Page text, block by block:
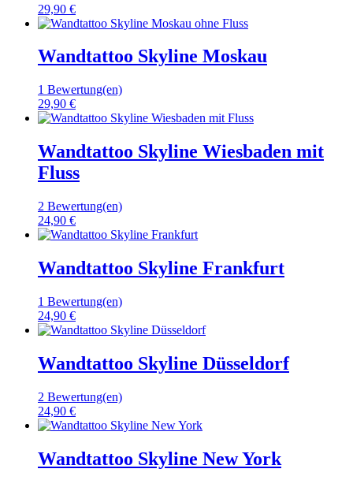
29,90 €
Wandtattoo Skyline Moskau
1 Bewertung(en)
29,90 €
Wandtattoo Skyline Wiesbaden mit
Fluss
2 Bewertung(en)
24,90 €
Wandtattoo Skyline Frankfurt
1 Bewertung(en)
24,90 €
Wandtattoo Skyline Düsseldorf
2 Bewertung(en)
24,90 €
Wandtattoo Skyline New York